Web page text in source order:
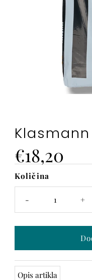
Cena
€18,20
Na
zalogi
je
samo
še -9
Količina
- +
Opis artikla